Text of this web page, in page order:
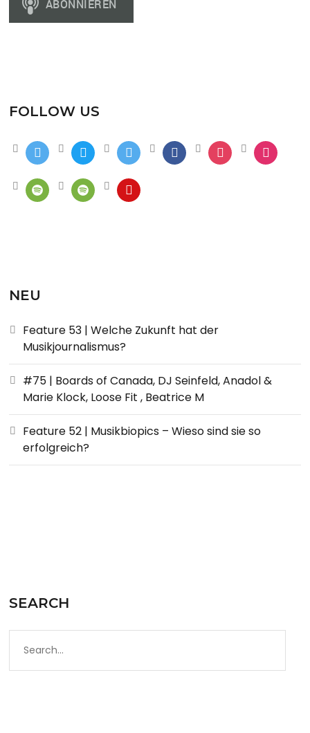
FOLLOW US
NEU
Feature 53 | Welche Zukunft hat der
Musikjournalismus?
#75 | Boards of Canada, DJ Seinfeld, Anadol &
Marie Klock, Loose Fit , Beatrice M
Feature 52 | Musikbiopics – Wieso sind sie so
erfolgreich?
SEARCH